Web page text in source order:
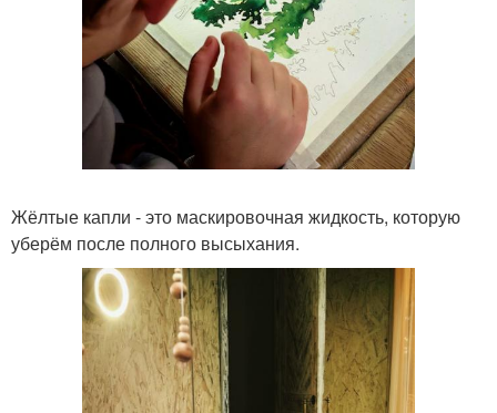
Жёлтые капли - это маскировочная жидкость, которую
уберём после полного высыхания.